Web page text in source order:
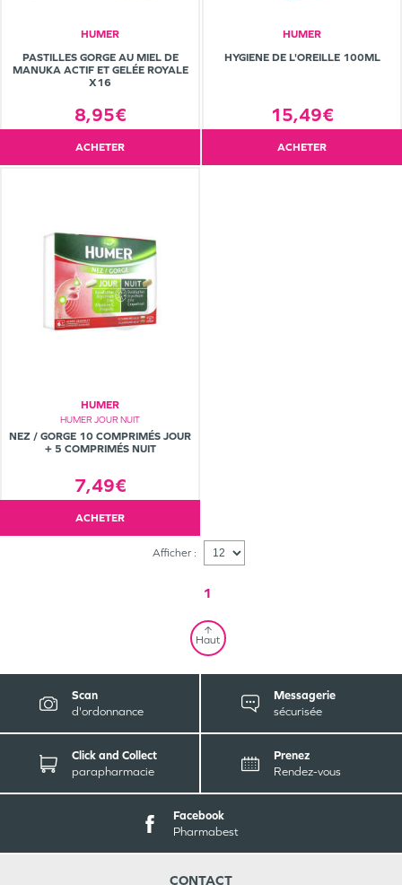
HUMER
PASTILLES GORGE AU MIEL DE
MANUKA ACTIF ET GELÉE ROYALE
X16
8,95€
ACHETER
HUMER
HYGIENE DE L'OREILLE 100ML
15,49€
ACHETER
HUMER
HUMER JOUR NUIT
NEZ / GORGE 10 COMPRIMÉS JOUR
+ 5 COMPRIMÉS NUIT
7,49€
ACHETER
Afficher :
1
Haut
Scan
d'ordonnance
Messagerie
sécurisée
Click and Collect
parapharmacie
Prenez
Rendez-vous
Facebook
Pharmabest
CONTACT